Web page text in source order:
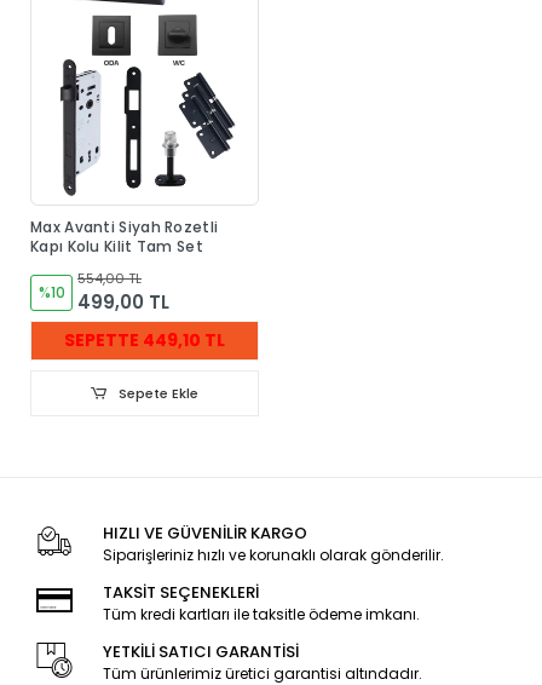
Max Avanti Siyah Rozetli
Kapı Kolu Kilit Tam Set
%10
554,00 TL
499,00 TL
SEPETTE 449,10 TL
Sepete Ekle
HIZLI VE GÜVENİLİR KARGO
Siparişleriniz hızlı ve korunaklı olarak gönderilir.
TAKSİT SEÇENEKLERİ
Tüm kredi kartları ile taksitle ödeme imkanı.
YETKİLİ SATICI GARANTİSİ
Tüm ürünlerimiz üretici garantisi altındadır.